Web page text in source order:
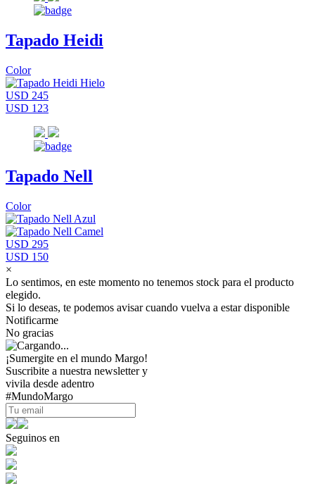
Tapado Heidi
Color
USD 245
USD 123
Tapado Nell
Color
USD 295
USD 150
×
Lo sentimos, en este momento no tenemos stock para el producto
elegido.
Si lo deseas, te podemos avisar cuando vuelva a estar disponible
Notificarme
No gracias
¡Sumergite en el mundo Margo!
Suscribite a nuestra newsletter y
vivila desde adentro
#MundoMargo
Seguinos en